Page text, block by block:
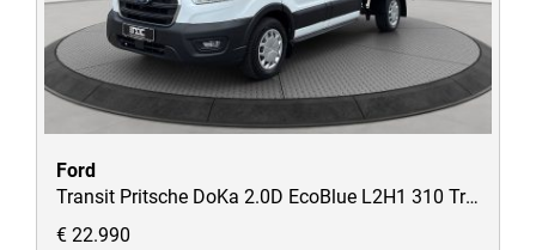
Ford
Transit Pritsche DoKa 2.0D EcoBlue L2H1 310 Trend 7-Sitzer/Plane
€ 22.990